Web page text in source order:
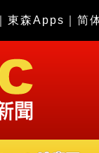
東森Apps 简